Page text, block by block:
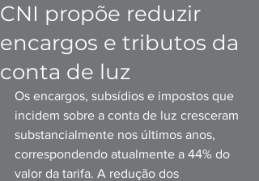
CNI propõe reduzir
encargos e tributos da
conta de luz
Os encargos, subsídios e impostos que
incidem sobre a conta de luz cresceram
substancialmente nos últimos anos,
correspondendo atualmente a 44% do
valor da tarifa. A redução dos